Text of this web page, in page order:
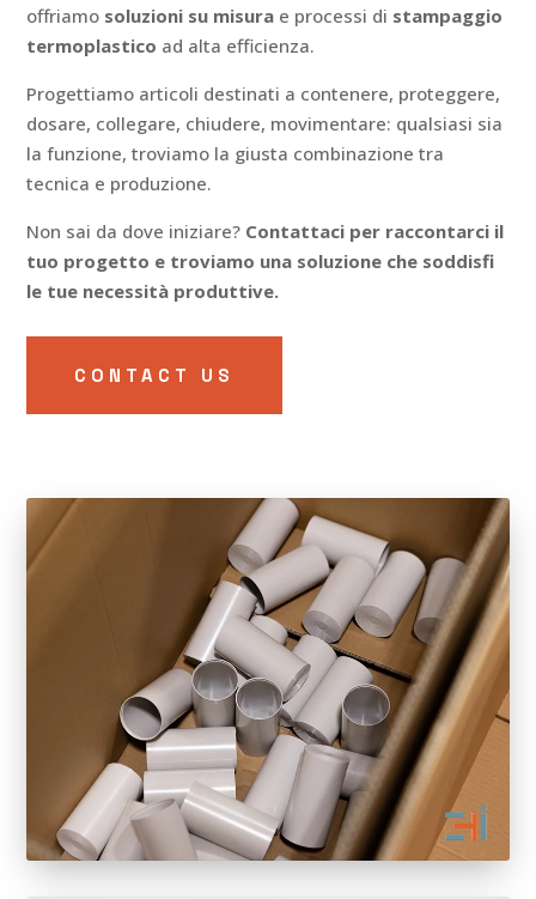
offriamo soluzioni su misura e processi di stampaggio
termoplastico ad alta efficienza.
Progettiamo articoli destinati a contenere, proteggere,
dosare, collegare, chiudere, movimentare: qualsiasi sia
la funzione, troviamo la giusta combinazione tra
tecnica e produzione.
Non sai da dove iniziare? Contattaci per raccontarci il
tuo progetto e troviamo una soluzione che soddisfi
le tue necessità produttive.
CONTACT US